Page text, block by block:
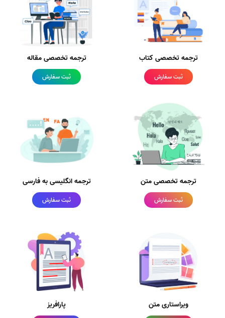
ترجمه تخصصی کتاب
ثبت سفارش
ترجمه تخصصی مقاله
ثبت سفارش
ترجمه تخصصی متن
ثبت سفارش
ترجمه انگلیسی به فارسی
ثبت سفارش
ویراستاری متن پارافریز